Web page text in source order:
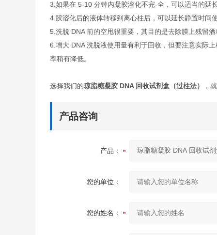
3.如果在 5-10 分钟内凝胶溶化不完-全，可以适当的延
4.胶溶化后的液体转移到离心柱后，可以延长静置时间
5.洗脱 DNA 前的空甩很重要，其目的是去除膜上残留
6.增大 DNA 洗脱液使用量有利于回收，但要注意实际
率稍有降低。
选择我们的琼脂糖凝胶 DNA 回收试剂盒（过柱法） ，
产品咨询
产品：
您的单位：
您的姓名：